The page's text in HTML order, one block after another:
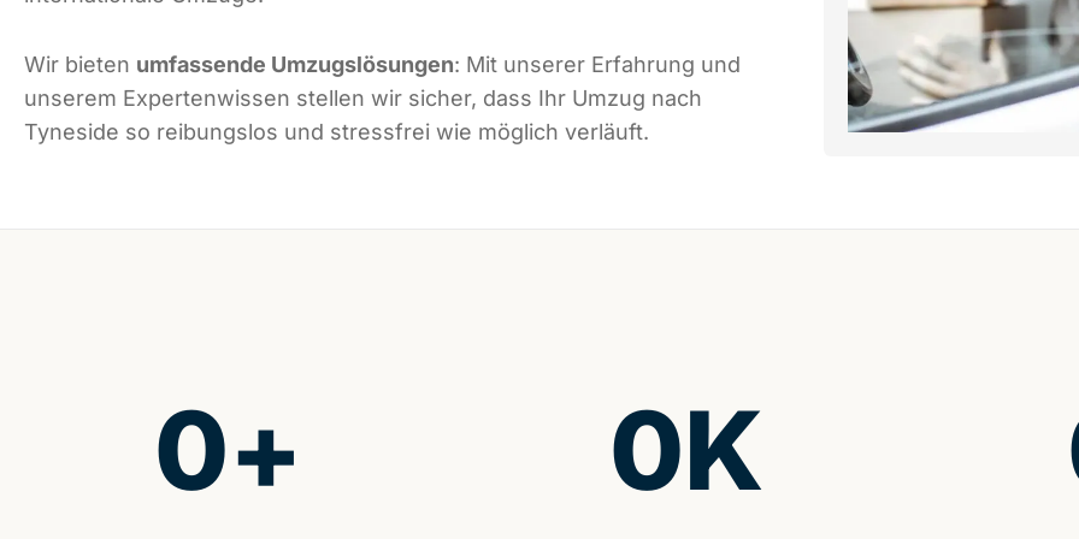
Wir bieten umfassende Umzugslösungen: Mit unserer Erfahrung und
unserem Expertenwissen stellen wir sicher, dass Ihr Umzug nach
Tyneside so reibungslos und stressfrei wie möglich verläuft.
0+ 0K